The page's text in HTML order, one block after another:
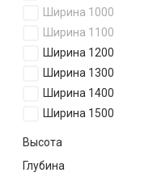
Ширина 1000
Ширина 1100
Ширина 1200
Ширина 1300
Ширина 1400
Ширина 1500
Ширина 1800
Высота
Глубина